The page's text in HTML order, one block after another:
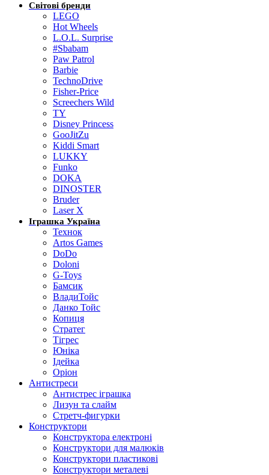
Світові бренди
LEGO
Hot Wheels
L.O.L. Surprise
#Sbabam
Paw Patrol
Barbie
TechnoDrive
Fisher-Price
Screechers Wild
TY
Disney Princess
GooJitZu
Kiddi Smart
LUKKY
Funko
DOKA
DINOSTER
Bruder
Laser X
Іграшка Україна
Технок
Artos Games
DoDo
Doloni
G-Toys
Бамсик
ВладиТойс
Данко Тойс
Копиця
Стратег
Тігрес
Юніка
Ідейка
Оріон
Антистреси
Антистрес іграшка
Лизун та слайм
Стретч-фигурки
Конструктори
Конструктора електроні
Конструктори для малюків
Конструктори пластикові
Конструктори металеві